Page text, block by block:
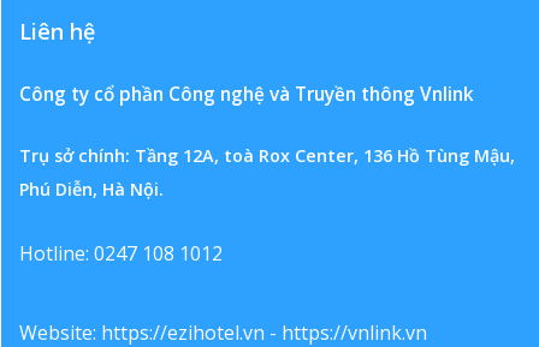
Liên hệ
Công ty cổ phần Công nghệ và Truyền thông Vnlink
Trụ sở chính: Tầng 12A, toà Rox Center, 136 Hồ Tùng Mậu,
Phú Diễn, Hà Nội.
Hotline: 0247 108 1012
Website: https://ezihotel.vn - https://vnlink.vn